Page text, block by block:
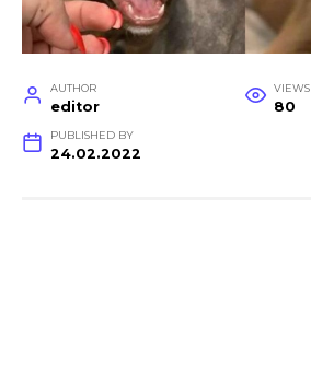
AUTHOR
editor
VIEWS
80
PUBLISHED BY
24.02.2022